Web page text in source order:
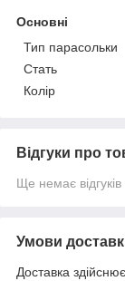
Основні
Тип парасольки
Стать
Колір
Відгуки про
Ще немає
Умови
Доставка